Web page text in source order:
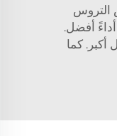
التروس
أفضل.
أكبر. كما